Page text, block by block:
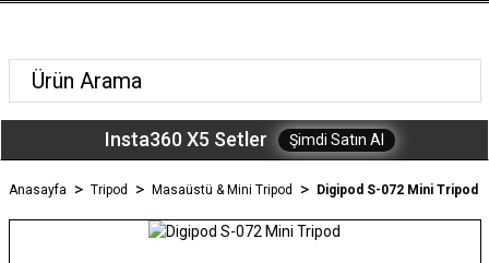
Insta360 X5 Setler Şimdi Satın Al
Anasayfa Tripod Masaüstü & Mini Tripod Digipod S-072 Mini Tripod